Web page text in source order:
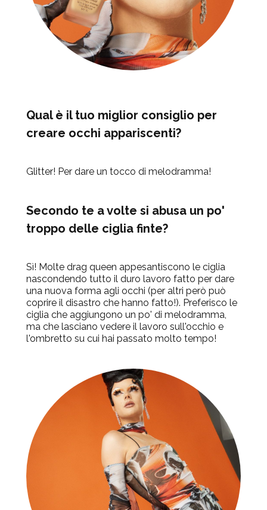
Qual è il tuo miglior consiglio per
creare occhi appariscenti?
Glitter! Per dare un tocco di melodramma!
Secondo te a volte si abusa un po'
troppo delle ciglia finte?
Sì! Molte drag queen appesantiscono le ciglia
nascondendo tutto il duro lavoro fatto per dare
una nuova forma agli occhi (per altri però può
coprire il disastro che hanno fatto!). Preferisco le
ciglia che aggiungono un po' di melodramma,
ma che lasciano vedere il lavoro sull'occhio e
l'ombretto su cui hai passato molto tempo!